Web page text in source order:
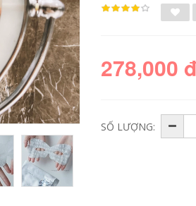
278,000 đ
SỐ LƯỢNG: